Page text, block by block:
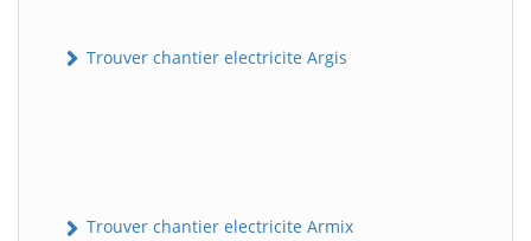
Trouver chantier electricite Argis
Trouver chantier electricite Armix